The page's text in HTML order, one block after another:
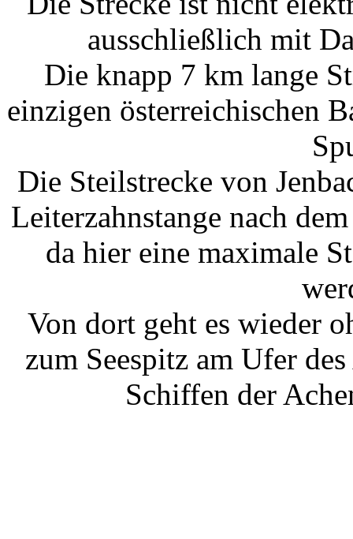
ausschließlich mit
Die knapp 7 km lange
einzigen österreichischen
Die Steilstrecke von
Leiterzahnstange nach
da hier eine maximale
Von dort geht es wieder
zum Seespitz am Ufer
Schiffen der